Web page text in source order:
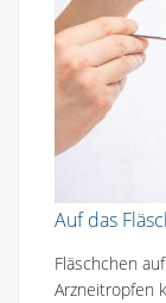
Auf das
Fläschchen
Arzneitropfen